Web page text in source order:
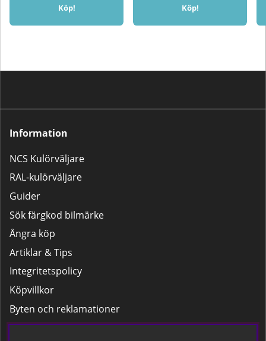
burken upp och ner och spraya i
ca 5 sekunder för att rengöra
ventilenTorktidSlipbar och
Köp! Köp!
Information
NCS Kulörväljare
RAL-kulörväljare
Guider
Sök färgkod bilmärke
Ångra köp
Artiklar & Tips
Integritetspolicy
Köpvillkor
Byten och reklamationer
Leverans